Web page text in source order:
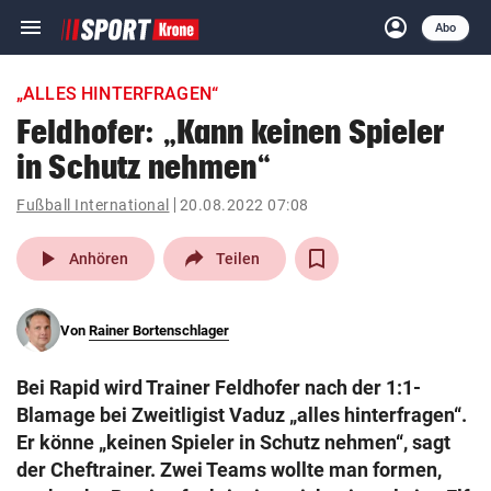
menu Navigation
ein-/ausklappen
account_circle
Anmelden
Abo
close Schließen
account_circle Anmelden
pin_drop
Wien arrow_right
search
eingeben
„ALLES HINTERFRAGEN“
Feldhofer: „Kann keinen Spieler
in Schutz nehmen“
Fußball International 20.08.2022 07:08
play_arrow Anhören Teilen
Von Rainer Bortenschlager
Bei Rapid wird Trainer Feldhofer nach der 1:1-
Blamage bei Zweitligist Vaduz „alles hinterfragen“.
Er könne „keinen Spieler in Schutz nehmen“, sagt
der Cheftrainer. Zwei Teams wollte man formen,